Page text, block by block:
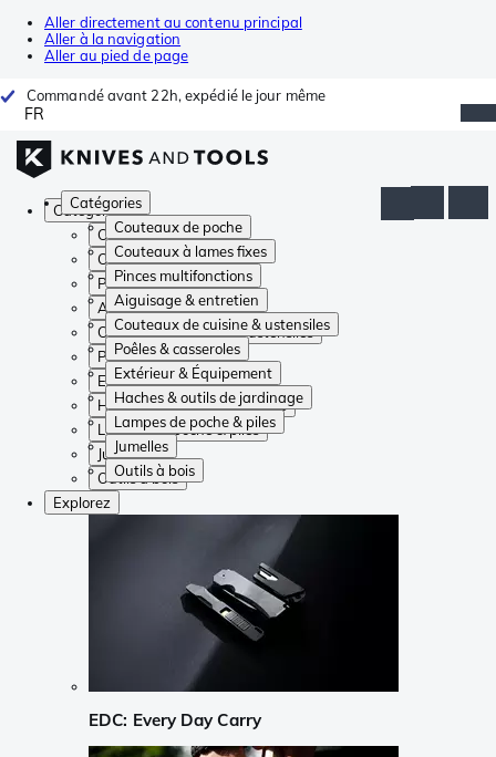
Aller directement au contenu principal
Aller à la navigation
Aller au pied de page
Commandé avant 22h, expédié le jour même
FR
Catégories
Couteaux de poche
Couteaux à lames fixes
Pinces multifonctions
Aiguisage & entretien
Couteaux de cuisine & ustensiles
Poêles & casseroles
Extérieur & Équipement
Haches & outils de jardinage
Lampes de poche & piles
Jumelles
Outils à bois
Catégories
Couteaux de poche
Couteaux à lames fixes
Pinces multifonctions
Aiguisage & entretien
Couteaux de cuisine & ustensiles
Poêles & casseroles
Extérieur & Équipement
Haches & outils de jardinage
Lampes de poche & piles
Jumelles
Outils à bois
Explorez
EDC: Every Day Carry